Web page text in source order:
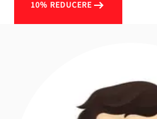
10% REDUCERE